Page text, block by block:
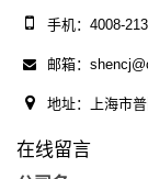
手机：4008-
邮箱：
地址：上海市
在线留言